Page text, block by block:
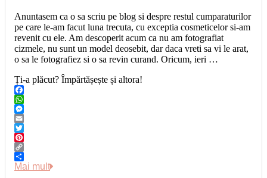
Anuntasem ca o sa scriu pe blog si despre restul cumparaturilor
pe care le-am facut luna trecuta, cu exceptia cosmeticelor si-am
revenit cu ele. Am descoperit acum ca nu am fotografiat
cizmele, nu sunt un model deosebit, dar daca vreti sa vi le arat,
o sa le fotografiez si o sa revin curand. Oricum, ieri …
Ți-a plăcut? Împărtășește și altora!
Facebook
WhatsApp
Messenger
Email
Twitter
Pinterest
Copy
Link
Share
Mai mult